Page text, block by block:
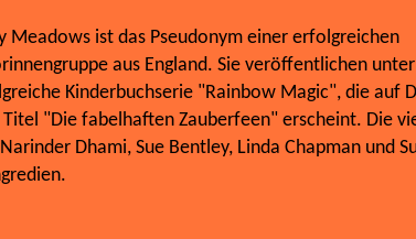
Meadows ist das Pseudonym einer erfolgreichen
aus England. Sie veröffentlichen
Kinderbuchserie "Rainbow Magic", die auf
"Die fabelhaften Zauberfeen" erscheint. Die
Dhami, Sue Bentley, Linda Chapman und